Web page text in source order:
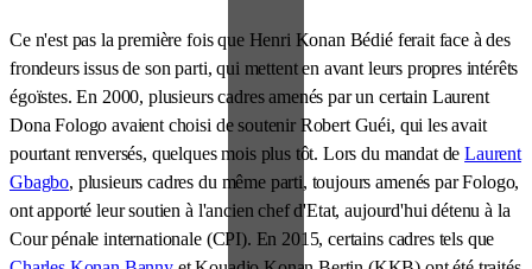
Ce n'est pas la première fois que Henri Konan Bédié ferait face à des
frondeurs issus de son parti, qui mettent en avant leurs propres intérêts
égoïstes. En 2000, plusieurs cadres amenés par un certain Laurent
Dona Fologo avaient choisi de soutenir Robert Guéi, qui les avait
pourtant renversés, quelques mois plus tôt. Lors du mandat deLaurent
Gbagbo, plusieurs cadres du même parti, toujours amenés par Fologo,
ont apporté leur soutien à l'ancien chef d'Etat, aujourd'hui détenu à la
Cour pénale internationale (CPI). En 2015, certains cadres tels que